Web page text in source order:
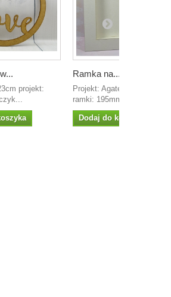
projekt:
Ramka na...
Projekt: Agateria wymiar
ramki: 195mm x 195mm...
Dodaj do koszyka